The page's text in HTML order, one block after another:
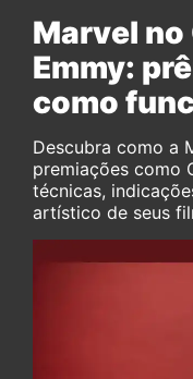
Marvel no
Emmy:
como
Descubra como a
premiações como
técnicas,
artístico de seus